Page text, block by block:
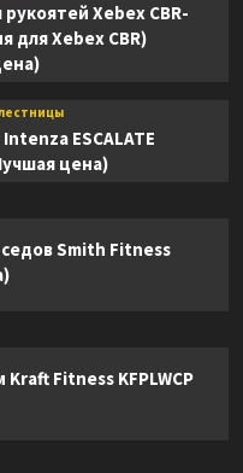
рукоятей Xebex CBR-
для Xebex CBR)
ESCALATE
цена)
Smith Fitness
Fitness KFPLWCP